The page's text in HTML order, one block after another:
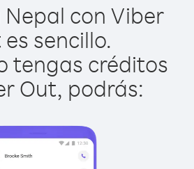
con Viber
sencillo.
tengas créditos
Out, podrás: